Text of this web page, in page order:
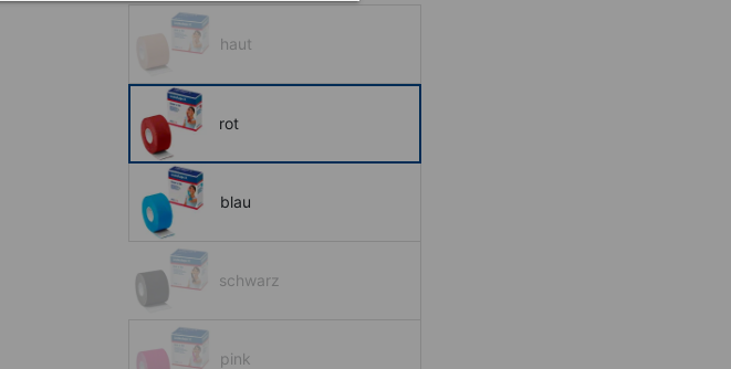
haut
rot
blau
schwarz
pink